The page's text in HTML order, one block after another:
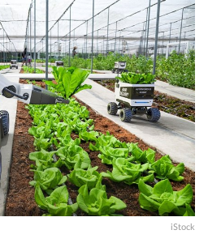
iStock